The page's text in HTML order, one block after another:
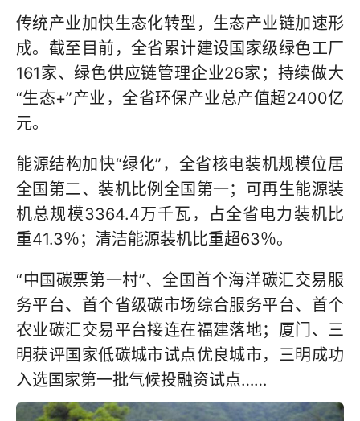
传统产业加快生态化转型，生态产业链加速形
成。截至目前，全省累计建设国家级绿色工厂
161家、绿色供应链管理企业26家；持续做大
“生态+”产业，全省环保产业总产值超2400亿
元。
能源结构加快“绿化”，全省核电装机规模位居
全国第二、装机比例全国第一；可再生能源装
机总规模3364.4万千瓦，占全省电力装机比
重41.3％；清洁能源装机比重超63％。
“中国碳票第一村”、全国首个海洋碳汇交易服
务平台、首个省级碳市场综合服务平台、首个
农业碳汇交易平台接连在福建落地；厦门、三
明获评国家低碳城市试点优良城市，三明成功
入选国家第一批气候投融资试点……